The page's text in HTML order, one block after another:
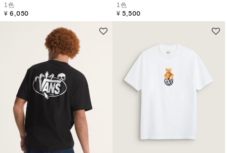
1色
¥ 6,050
1色
¥ 5,500